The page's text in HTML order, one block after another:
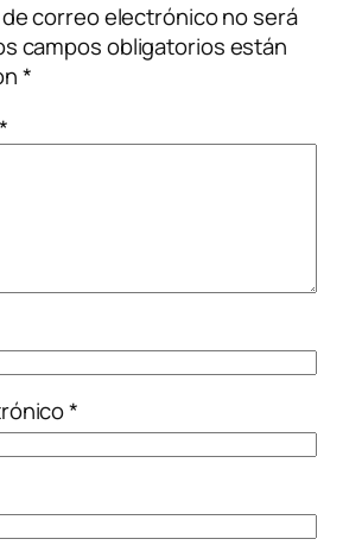
correo electrónico no será
campos obligatorios están
*
*
*